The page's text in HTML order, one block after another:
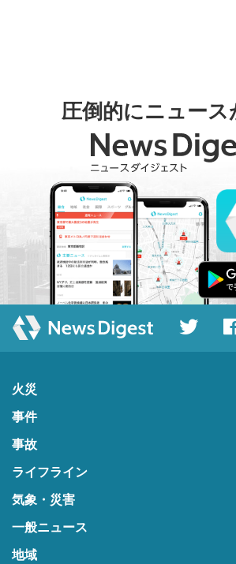
圧倒的にニュース
火災
事件
事故
ライフライン
気象・災害
一般ニュース
地域